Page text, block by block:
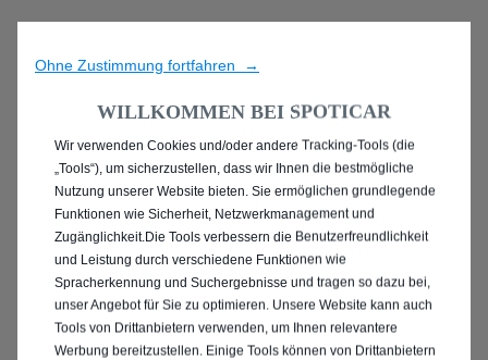
ENTDECKEN SIE ALLE
PEUGEOT 2008
GEBRAUCHTWAGEN IN
DORTMUND
Ohne Zustimmung fortfahren →
WILLKOMMEN BEI SPOTICAR
Wir verwenden Cookies und/oder andere Tracking-Tools (die
„Tools“), um sicherzustellen, dass wir Ihnen die bestmögliche
Nutzung unserer Website bieten. Sie ermöglichen grundlegende
Funktionen wie Sicherheit, Netzwerkmanagement und
Zugänglichkeit.Die Tools verbessern die Benutzerfreundlichkeit
und Leistung durch verschiedene Funktionen wie
Spracherkennung und Suchergebnisse und tragen so dazu bei,
unser Angebot für Sie zu optimieren. Unsere Website kann auch
Tools von Drittanbietern verwenden, um Ihnen relevantere
Werbung bereitzustellen. Einige Tools können von Drittanbietern